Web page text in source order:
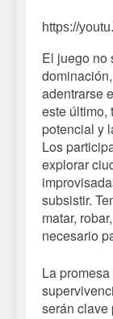
https://
El juego no
adentrarse
este último,
potencial y
Los
explorar
subsistir.
matar,
necesario
La
serán clave